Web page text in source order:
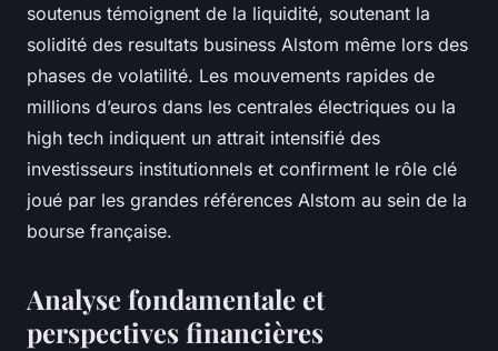
soutenus témoignent de la liquidité, soutenant la
solidité des resultats business Alstom même lors des
phases de volatilité. Les mouvements rapides de
millions d’euros dans les centrales électriques ou la
high tech indiquent un attrait intensifié des
investisseurs institutionnels et confirment le rôle clé
joué par les grandes références Alstom au sein de la
bourse française.
Analyse fondamentale et
perspectives financières